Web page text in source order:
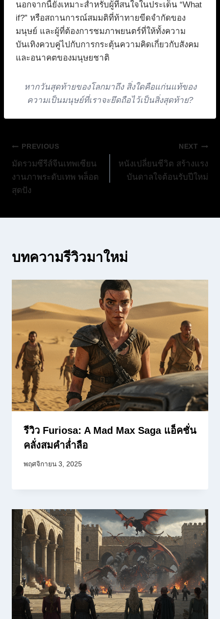
นอกจากนี้ยังเหมาะสำหรับผู้ที่สนใจในประเด็น “What
if?” หรือสถานการณ์สมมติที่ท้าทายขีดจำกัดของ
มนุษย์ และผู้ที่ต้องการชมภาพยนตร์ที่ให้ทั้งความ
บันเทิงควบคู่ไปกับการกระตุ้นความคิดเกี่ยวกับสังคม
และอนาคตของมนุษยชาติ
หากวันสุดท้ายของโลกมาถึง สิ่งใดคือแก่นแท้ของ
ความเป็นมนุษย์ที่เราจะยึดถือไว้เป็นสิ่งสุดท้าย?
แนะแนว
เรื่อง
PREVIOUS
มัดรวมซีรีส์จีนเทพเซียน
งานภาพระดับเทพ พล็อต
สุดปัง
NEXT
หนังเปลี่ยนชีวิต สร้างแรง
บันดาลใจต้อนรับปีใหม่
บทความรีวิวมาใหม่
รีวิว Furiosa: A Mad Max Saga แอ็คชั่น
คลั่งสมคำล่ำลือ
พฤศจิกายน 3, 2025